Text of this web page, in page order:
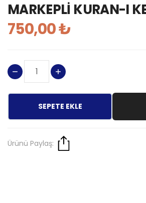
MARKEPLİ KURAN-I
750,00 ₺
SEPETE EKLE
Ürünü Paylaş: